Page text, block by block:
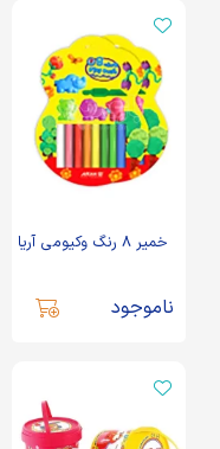
خمیر 8 رنگ وکیومی آریا
ناموجود